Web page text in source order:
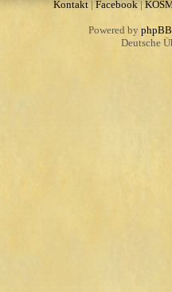
Kontakt| Facebook|
Powered by phpBB
Deutsche